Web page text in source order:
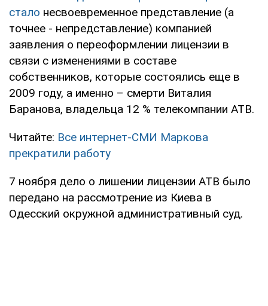
стало несвоевременное представление (а
точнее - непредставление) компанией
заявления о переоформлении лицензии в
связи с изменениями в составе
собственников, которые состоялись еще в
2009 году, а именно – смерти Виталия
Баранова, владельца 12 % телекомпании АТВ.
Читайте: Все интернет-СМИ Маркова
прекратили работу
7 ноября дело о лишении лицензии АТВ было
передано на рассмотрение из Киева в
Одесский окружной административный суд.